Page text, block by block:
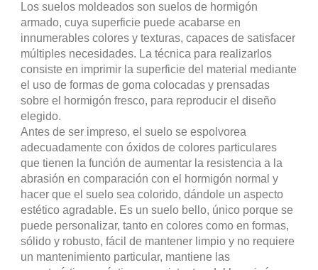
Los suelos moldeados son suelos de hormigón
armado, cuya superficie puede acabarse en
innumerables colores y texturas, capaces de satisfacer
múltiples necesidades. La técnica para realizarlos
consiste en imprimir la superficie del material mediante
el uso de formas de goma colocadas y prensadas
sobre el hormigón fresco, para reproducir el diseño
elegido.
Antes de ser impreso, el suelo se espolvorea
adecuadamente con óxidos de colores particulares
que tienen la función de aumentar la resistencia a la
abrasión en comparación con el hormigón normal y
hacer que el suelo sea colorido, dándole un aspecto
estético agradable. Es un suelo bello, único porque se
puede personalizar, tanto en colores como en formas,
sólido y robusto, fácil de mantener limpio y no requiere
un mantenimiento particular, mantiene las